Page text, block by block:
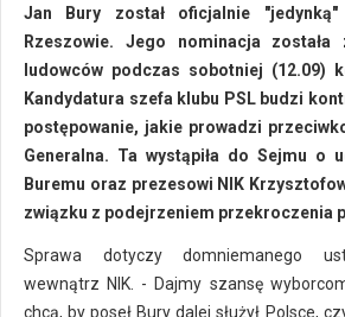
Jan Bury został oficjalnie
Rzeszowie. Jego nominacja została
ludowców podczas sobotniej (12.09)
Kandydatura szefa klubu PSL budzi
postępowanie, jakie prowadzi
Generalna. Ta wystąpiła do Sejmu o
Buremu oraz prezesowi NIK
związku z podejrzeniem przekroczenia
Sprawa dotyczy domniemanego
wewnątrz NIK. - Dajmy szansę
chcą, by poseł Bury dalej służył Polsce,